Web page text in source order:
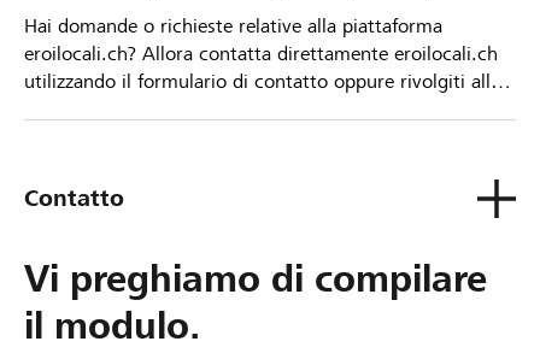
Hai domande o richieste relative alla piattaforma
eroilocali.ch? Allora contatta direttamente eroilocali.ch
utilizzando il formulario di contatto oppure rivolgiti alla
Contatto
Vi preghiamo di compilare
il modulo.